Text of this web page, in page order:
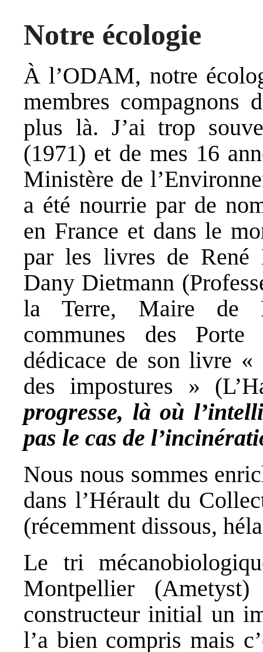
Notre écologie
À l’ODAM, notre
membres compagnons
plus là. J’ai trop
(1971) et de mes 16
Ministère de
a été nourrie par de
en France et dans le
par les livres de
Dany Dietmann
la Terre, Maire de
communes des
dédicace de son livre
des impostures »
progresse, là où
pas le cas de
Nous nous sommes
dans l’Hérault du
(récemment dissous,
Le tri
Montpellier
constructeur initial un
l’a bien compris mais